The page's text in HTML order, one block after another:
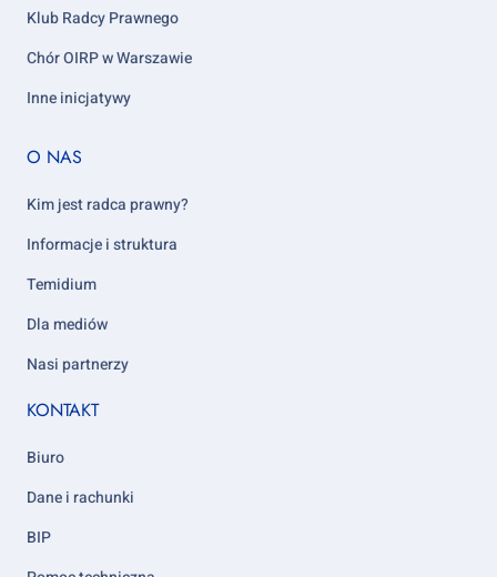
Klub Radcy Prawnego
Chór OIRP w Warszawie
Inne inicjatywy
Footer
5
O NAS
Kim jest radca prawny?
Informacje i struktura
Temidium
Dla mediów
Nasi partnerzy
KONTAKT
Biuro
Dane i rachunki
BIP